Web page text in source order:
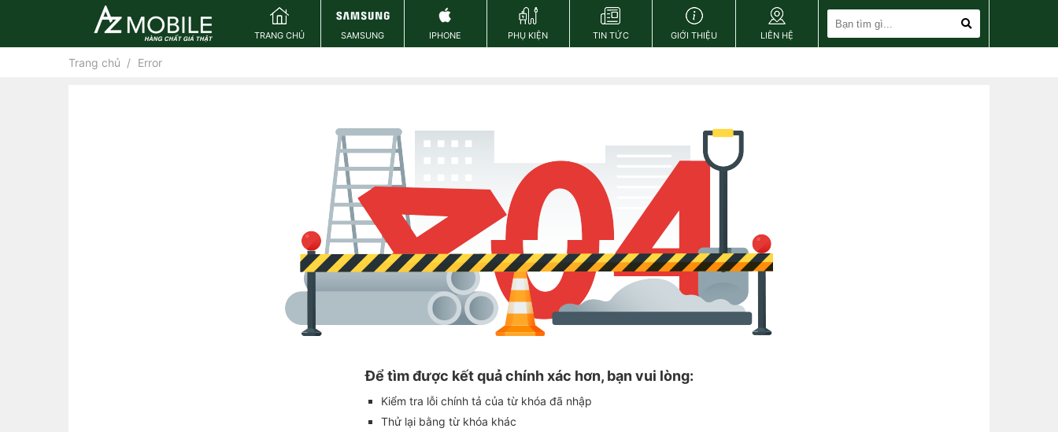
TRANG CHỦ SAMSUNG IPHONE PHỤ KIỆN TIN TỨC GIỚI THIỆU LIÊN HỆ
Trang chủ Error
Để tìm được kết quả chính xác hơn, bạn vui lòng:
Kiểm tra lỗi chính tả của từ khóa đã nhập
Thử lại bằng từ khóa khác